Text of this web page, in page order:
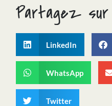
Partagez sur
LinkedIn
WhatsApp
Twitter